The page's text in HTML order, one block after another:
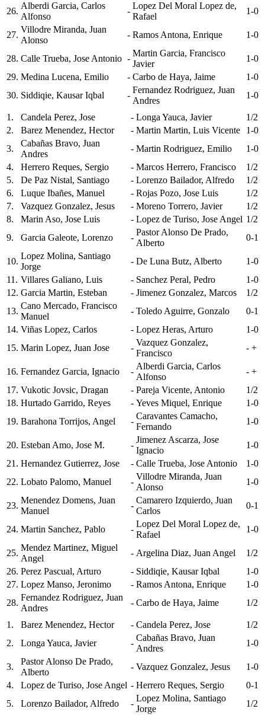
26.
Alberdi Garcia, Carlos
Alfonso
-
Lopez Del Moral Lopez de,
Rafael
1-0
27.
Villodre Miranda, Juan
Alonso
- Ramos Antona, Enrique 1-0
28. Calle Trueba, Jose Antonio -
Martin Garcia, Francisco
Javier
1-0
29. Medina Lucena, Emilio - Carbo de Haya, Jaime
1-0
30. Siddiqie, Kausar Iqbal -
Fernandez Rodriguez, Juan
Andres
1-0
1. Candela Perez, Jose - Longa Yauca, Javier
1/2
2.
Barez Menendez, Hector - Martin Martin, Luis Vicente
1-0
3.
Cabañas Bravo, Juan
Andres
- Martin Rodriguez, Emilio
1-0
4.
Herrero Reques, Sergio - Marcos Herrero, Francisco
1/2
5.
De Paz Nistal, Santiago - Lorenzo Bailador, Alfredo
1/2
6.
Luque Ibañes, Manuel - Rojas Pozo, Jose Luis
1/2
7.
Vazquez Gonzalez, Jesus - Moreno Torrero, Javier
1/2
8.
Marin Aso, Jose Luis - Lopez de Turiso, Jose Angel 1/2
9.
Garcia Galeote, Lorenzo -
Pastor Alonso De Prado,
Alberto
0-1
10.
Lopez Molina, Santiago
Jorge
- De Luna Butz, Alberto
1-0
11. Villares Galiano, Luis - Sanchez Peral, Pedro
1-0
12. Garcia Martin, Esteban - Jimenez Gonzalez, Marcos
1/2
13.
Cano Mercado, Francisco
Manuel
- Toledo Aguirre, Gonzalo
0-1
14. Viñas Lopez, Carlos - Lopez Heras, Arturo
1-0
15. Marin Lopez, Juan Jose -
Vazquez Gonzalez,
Francisco
- +
16. Fernandez Garcia, Ignacio -
Alberdi Garcia, Carlos
Alfonso
- +
17. Vukotic Jovsic, Dragan - Pareja Vicente, Antonio
1/2
18. Hurtado Garrido, Reyes - Yeves Miquel, Enrique
1-0
19. Barahona Torrijos, Angel -
Caravantes Camacho,
Fernando
1-0
20. Esteban Amo, Jose M. -
Jimenez Ascarza, Jose
Ignacio
1-0
21. Hernandez Gutierrez, Jose - Calle Trueba, Jose Antonio
1-0
22. Lobato Palomo, Manuel -
Villodre Miranda, Juan
Alonso
1-0
23.
Menendez Domens, Juan
Manuel
-
Camarero Izquierdo, Juan
Carlos
0-1
24. Martin Sanchez, Pablo -
Lopez Del Moral Lopez de,
Rafael
1-0
25.
Mendez Martinez, Miguel
Angel
- Argelina Diaz, Juan Angel
1/2
26. Perez Pascual, Arturo - Siddiqie, Kausar Iqbal
1-0
27. Lopez Manso, Jeronimo - Ramos Antona, Enrique
1-0
28.
Fernandez Rodriguez, Juan
Andres
- Carbo de Haya, Jaime 1/2
1. Barez Menendez, Hector - Candela Perez, Jose
1/2
2.
Longa Yauca, Javier -
Cabañas Bravo, Juan
Andres
1-0
3.
Pastor Alonso De Prado,
Alberto
- Vazquez Gonzalez, Jesus
1-0
4.
Lopez de Turiso, Jose Angel - Herrero Reques, Sergio
0-1
5.
Lorenzo Bailador, Alfredo -
Lopez Molina, Santiago
Jorge
1/2